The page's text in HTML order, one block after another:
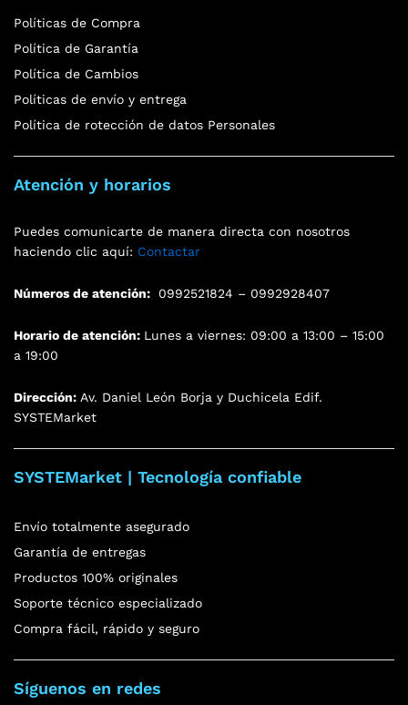
Políticas de Compra
Política de Garantía
Política de Cambios
Políticas de envío y entrega
Política de rotección de datos Personales
Atención y horarios
Puedes comunicarte de manera directa con nosotros
haciendo clic aquí: Contactar
Números de atención: 0992521824 – 0992928407
Horario de atención: Lunes a viernes: 09:00 a 13:00 – 15:00
a 19:00
Dirección: Av. Daniel León Borja y Duchicela Edif.
SYSTEMarket
SYSTEMarket | Tecnología confiable
Envío totalmente asegurado
Garantía de entregas
Productos 100% originales
Soporte técnico especializado
Compra fácil, rápido y seguro
Síguenos en redes